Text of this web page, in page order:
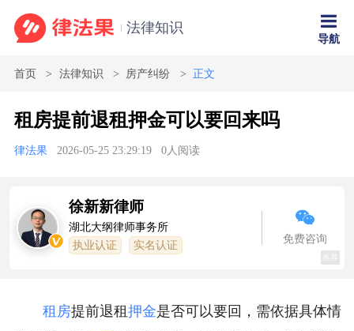
法律知识
导航
首页 法律知识 房产纠纷 正文
租房提前退租押金可以要回来吗
律法果 2026-05-25 23:29:19 0人阅读
徐新新律师
湖北大纲律师事务所
执业认证 实名认证
免费咨询
租房提前退租 押金是否可以要回，需依据具体情